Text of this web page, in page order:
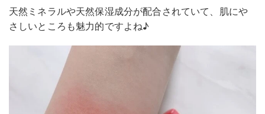
天然ミネラルや天然保湿成分が配合されていて、肌にや
さしいところも魅力的ですよね♪